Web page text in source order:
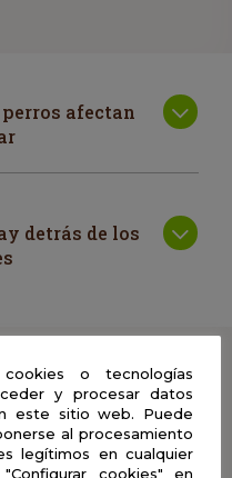
afectan
detrás de los
vídeos, fotos
con Ciencia en el que
a enriquecer esta
o tecnologías
y procesar datos
este sitio web. Puede
al procesamiento
legítimos en cualquier
cookies" en